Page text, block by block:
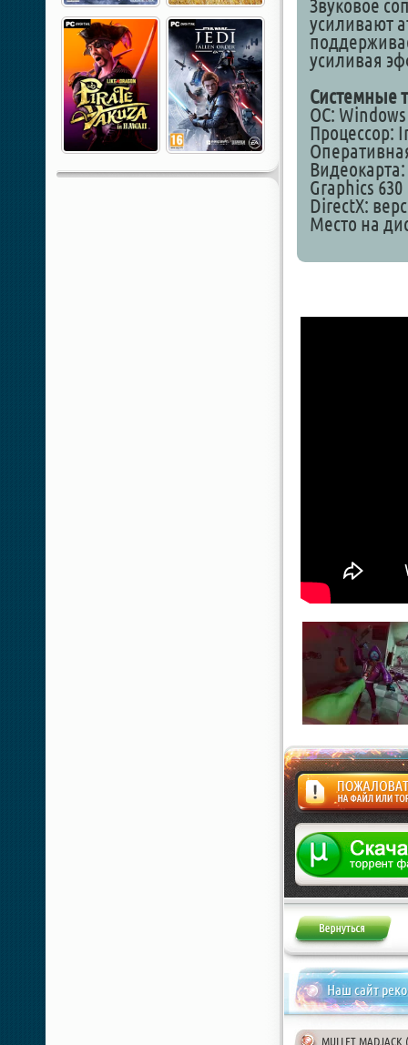
Звуковое
усиливают
усиливая
Системные
ОС:
Процессор:
Видеокарта:
Graphics 630
DirectX:
Место на
Жалоба
Наш сайт
MULLET